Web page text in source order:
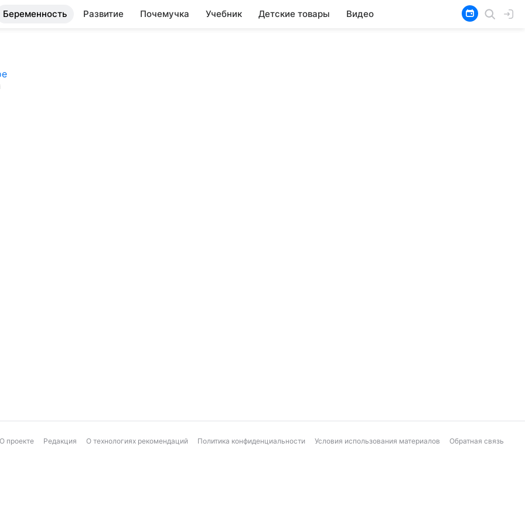
Беременность Развитие Почемучка Учебник Детские товары Видео
О проекте Редакция О технологиях рекомендаций Политика конфиденциальности Условия использования материалов Обратная связь